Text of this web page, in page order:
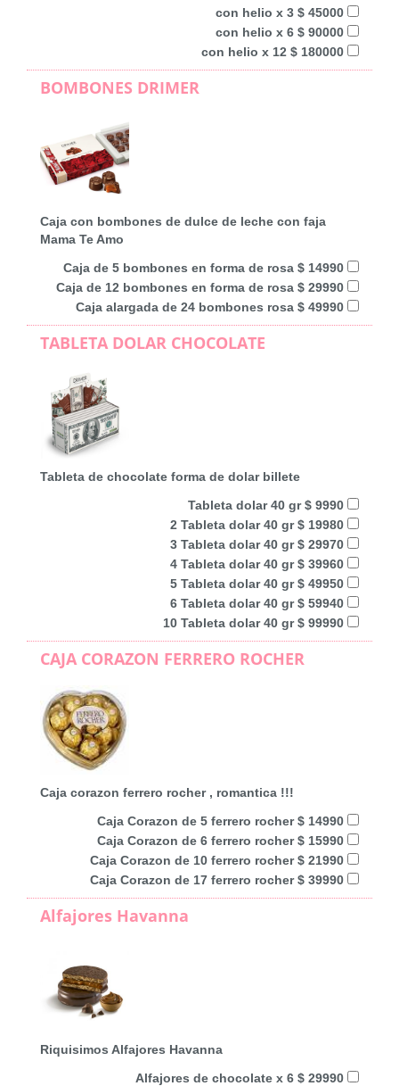
con helio x 3 $ 45000
con helio x 6 $ 90000
con helio x 12 $ 180000
BOMBONES DRIMER
Caja con bombones de dulce de leche con faja
Mama Te Amo
Caja de 5 bombones en forma de rosa $ 14990
Caja de 12 bombones en forma de rosa $ 29990
Caja alargada de 24 bombones rosa $ 49990
TABLETA DOLAR CHOCOLATE
Tableta de chocolate forma de dolar billete
Tableta dolar 40 gr $ 9990
2 Tableta dolar 40 gr $ 19980
3 Tableta dolar 40 gr $ 29970
4 Tableta dolar 40 gr $ 39960
5 Tableta dolar 40 gr $ 49950
6 Tableta dolar 40 gr $ 59940
10 Tableta dolar 40 gr $ 99990
CAJA CORAZON FERRERO ROCHER
Caja corazon ferrero rocher , romantica !!!
Caja Corazon de 5 ferrero rocher $ 14990
Caja Corazon de 6 ferrero rocher $ 15990
Caja Corazon de 10 ferrero rocher $ 21990
Caja Corazon de 17 ferrero rocher $ 39990
Alfajores Havanna
Riquisimos Alfajores Havanna
Alfajores de chocolate x 6 $ 29990